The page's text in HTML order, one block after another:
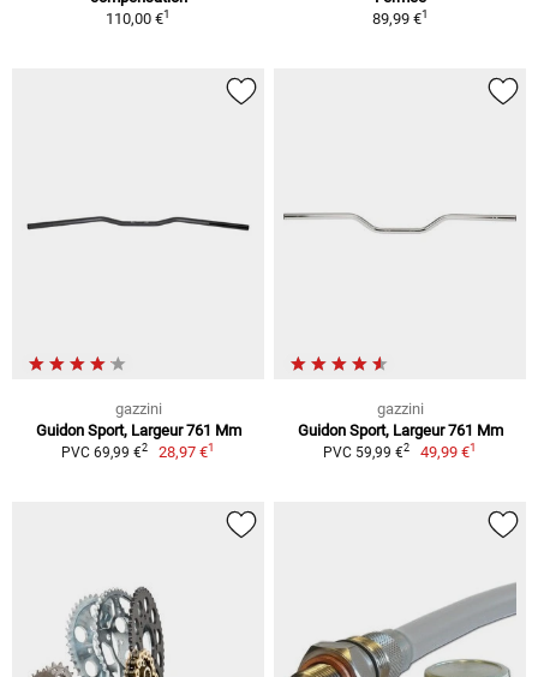
110,00 €1
89,99 €1
gazzini
Guidon Sport, Largeur 761 Mm
PVC 69,99 €2 28,97 €1
gazzini
Guidon Sport, Largeur 761 Mm
PVC 59,99 €2 49,99 €1